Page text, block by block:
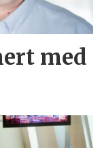
med